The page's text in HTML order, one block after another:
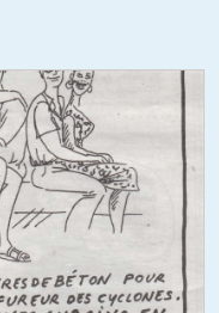
c’est vrai que ce pays
illico presto de
en France blesse 3
bien protégés) …